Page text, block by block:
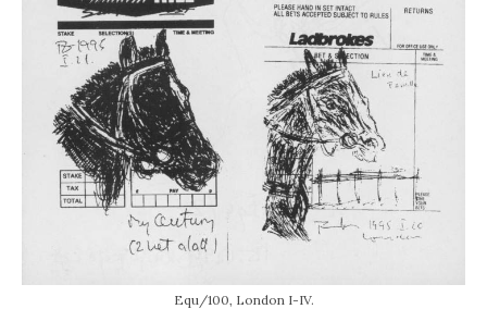
Equ/100, London I-IV.